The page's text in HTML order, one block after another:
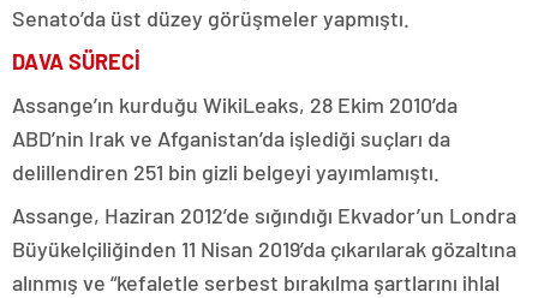
Senato’da üst düzey görüşmeler yapmıştı.
DAVA SÜRECİ
Assange’ın kurduğu WikiLeaks, 28 Ekim 2010’da
ABD’nin Irak ve Afganistan’da işlediği suçları da
delillendiren 251 bin gizli belgeyi yayımlamıştı.
Assange, Haziran 2012’de sığındığı Ekvador’un Londra
Büyükelçiliğinden 11 Nisan 2019’da çıkarılarak gözaltına
alınmış ve “kefaletle serbest bırakılma şartlarını ihlal